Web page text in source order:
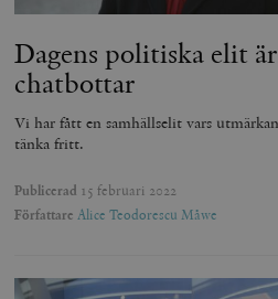
Dagens politiska elit
chatbottar
Vi har fått en samhällselit vars
tänka fritt.
Publicerad 15 februari 2022
Författare Alice Teodorescu Måwe